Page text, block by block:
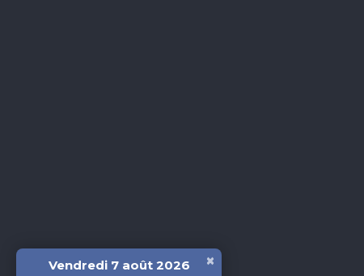
Vendredi 7 août 2026 ×